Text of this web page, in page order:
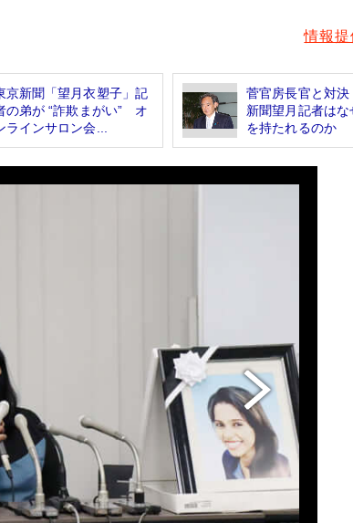
情報提
京新聞「望月衣塑子」記
の弟が “詐欺まがい” オ
ラインサロン会...
菅官房長官と対
新聞望月記者は
を持たれるのか